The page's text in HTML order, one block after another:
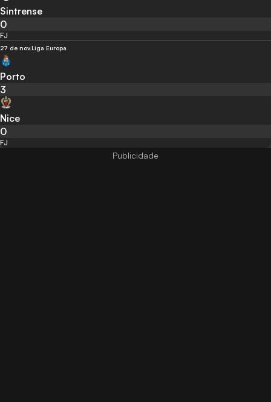
Sintrense
0
FJ
27 de nov.Liga Europa
Porto
3
Nice
0
FJ